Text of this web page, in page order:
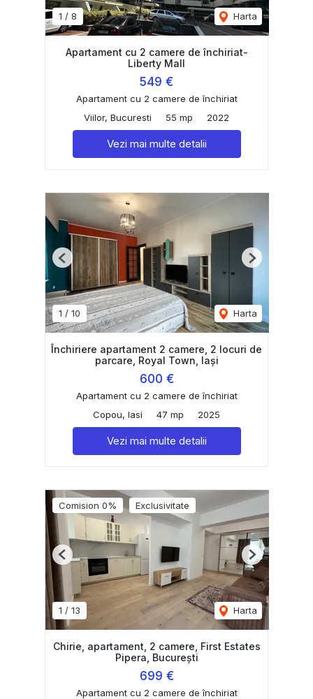
1 / 8 Harta
Apartament cu 2 camere de închiriat-
Liberty Mall
549 €
Apartament cu 2 camere de închiriat
Viilor, Bucuresti
55 mp 2022
Vezi mai multe detalii
1 / 10 Harta
Previous Next
Închiriere apartament 2 camere, 2 locuri de
parcare, Royal Town, Iași
600 €
Apartament cu 2 camere de închiriat
Copou, Iasi
47 mp 2025
Vezi mai multe detalii
Comision 0% Exclusivitate
1 / 13 Harta
Previous Next
Chirie, apartament, 2 camere, First Estates
Pipera, București
699 €
Apartament cu 2 camere de închiriat